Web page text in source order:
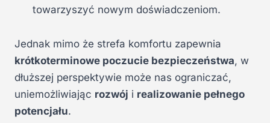
towarzyszyć nowym doświadczeniom.
Jednak mimo że strefa komfortu zapewnia
krótkoterminowe poczucie bezpieczeństwa, w
dłuższej perspektywie może nas ograniczać,
uniemożliwiając rozwój i realizowanie pełnego
potencjału.